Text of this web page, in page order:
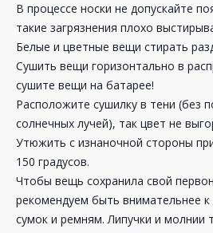
В процессе носки не допускайте
такие загрязнения плохо
Белые и цветные вещи стирать
Сушить вещи горизонтально в
сушите вещи на батарее!
Расположите сушилку в тени (без
солнечных лучей), так цвет не
Утюжить с изнаночной стороны
150 градусов.
Чтобы вещь сохранила свой
рекомендуем быть внимательнее
сумок и ремням. Липучки и молнии